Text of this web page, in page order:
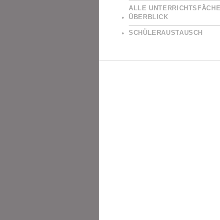
ALLE
ÜBERBLICK
SCHÜLERAUSTAUSCH